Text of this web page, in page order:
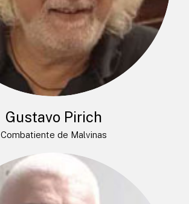
Gustavo Pirich
Combatiente de Malvinas